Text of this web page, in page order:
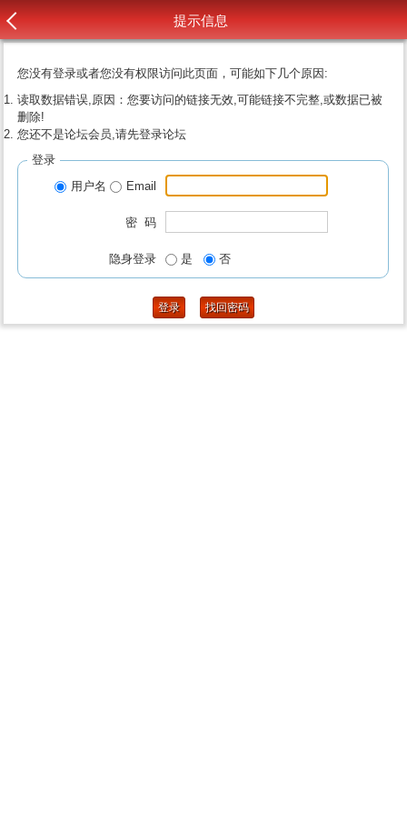
提示信息
您没有登录或者您没有权限访问此页面，可能如下几个原因:
读取数据错误,原因：您要访问的链接无效,可能链接不完整,或数据已被
删除!
您还不是论坛会员,请先登录论坛
登录
用户名
Email
密 码
隐身登录 是 否